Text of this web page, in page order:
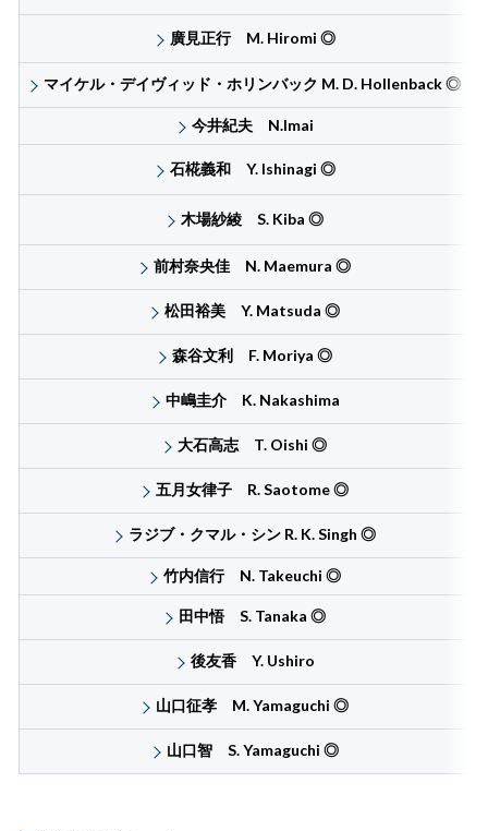
廣見正行 M. Hiromi ◎
マイケル・デイヴィッド・ホリンバック M. D. Hollenback◎
今井紀夫 N.Imai
石椛義和 Y. Ishinagi ◎
木場紗綾 S. Kiba ◎
前村奈央佳 N. Maemura ◎
松田裕美 Y. Matsuda ◎
森谷文利 F. Moriya ◎
中嶋圭介 K. Nakashima
大石高志 T. Oishi ◎
五月女律子 R. Saotome◎
ラジブ・クマル・シン R. K. Singh ◎
竹内信行 N. Takeuchi ◎
田中悟 S. Tanaka ◎
後友香 Y. Ushiro
山口征孝 M. Yamaguchi ◎
山口智 S. Yamaguchi ◎